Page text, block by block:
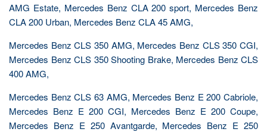
AMG Estate, Mercedes Benz CLA 200 sport, Mercedes Benz
CLA 200 Urban, Mercedes Benz CLA 45 AMG,
Mercedes Benz CLS 350 AMG, Mercedes Benz CLS 350 CGI,
Mercedes Benz CLS 350 Shooting Brake, Mercedes Benz CLS
400 AMG,
Mercedes Benz CLS 63 AMG, Mercedes Benz E 200 Cabriole,
Mercedes Benz E 200 CGI, Mercedes Benz E 200 Coupe,
Mercedes Benz E 250 Avantgarde, Mercedes Benz E 250